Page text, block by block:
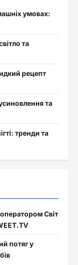
умовах:
та
рецепт
та
тренди та
оператором Світ
потяг у